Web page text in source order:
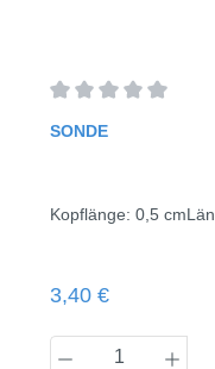
Durchschnittliche
SONDE
Kopflänge: 0,5
Regulärer Preis:
3,40 €
Produkt